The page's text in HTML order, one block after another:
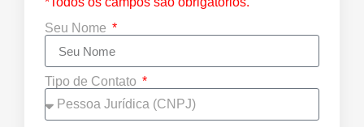
Seu Nome
Tipo de Contato